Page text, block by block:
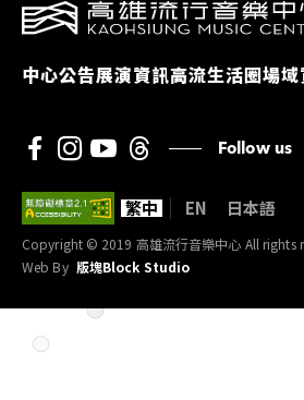
中心公告展演資訊高流生活圈場
Follow us
Copyright © 2019 高雄流行音樂中心 All rights
Web By 版塊Block Studio
繁中 EN 日本語